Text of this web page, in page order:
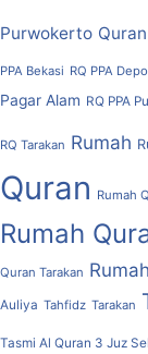
Purwokerto Quran
PPA Bekasi RQ PPA
Pagar Alam RQ PPA
RQ Tarakan Rumah
Quran Rumah
Rumah
Quran Tarakan
Auliya Tahfidz Tarakan
Tasmi Al Quran 3 Juz